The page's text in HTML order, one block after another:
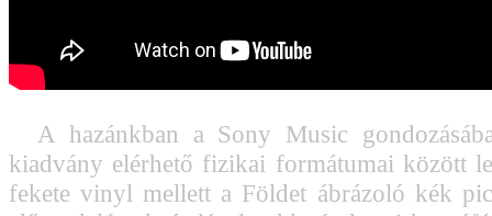
A hazánkban a Sony Music
kiadvány elérhető fizikai formátumai között
fekete vinyl mellett a Földet ábrázoló kék